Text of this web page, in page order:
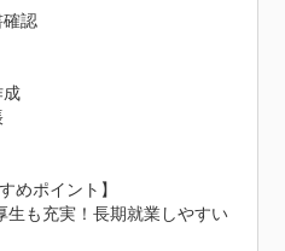
確認
成
めポイント】
生も充実！長期就業しやすい